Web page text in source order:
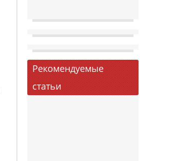
Рекомендуемые
статьи